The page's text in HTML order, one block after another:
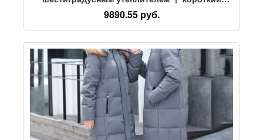
четырехслойный пуховик, мужская теплая
куртка с капюшоном
9890.55 руб.